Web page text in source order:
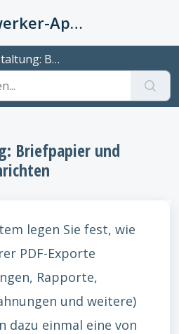
MeinHandwerker-App Info-Kiste
und Firmenlogo einrichten
Briefpapier und
legen Sie fest, wie
PDF-Exporte
Rapporte,
und weitere)
dazu einmal eine von